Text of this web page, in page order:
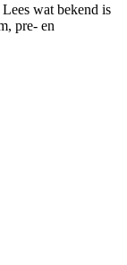
wat bekend is
pre- en